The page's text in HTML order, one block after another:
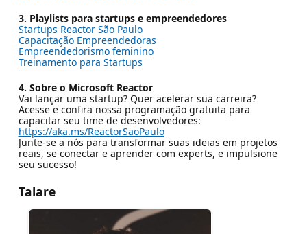
3. Playlists para startups e empreendedores
Startups Reactor São Paulo
Capacitação Empreendedoras
Empreendedorismo feminino
Treinamento para Startups
4. Sobre o Microsoft Reactor
Vai lançar uma startup? Quer acelerar sua carreira?
Acesse e confira nossa programação gratuita para
capacitar seu time de desenvolvedores:
https://aka.ms/ReactorSaoPaulo
Junte-se a nós para transformar suas ideias em projetos
reais, se conectar e aprender com experts, e impulsione
seu sucesso!
Talare